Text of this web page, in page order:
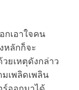
กเอาใจคน
หลักก็จะ
ยเหตุดังกล่าว
มเพลิดเพลิน